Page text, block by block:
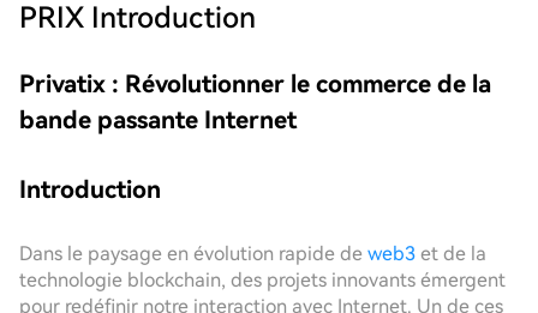
PRIX Introduction
Privatix : Révolutionner le commerce de la
bande passante Internet
Introduction
Dans le paysage en évolution rapide de web3 et de la
technologie blockchain, des projets innovants émergent
pour redéfinir notre interaction avec Internet. Un de ces